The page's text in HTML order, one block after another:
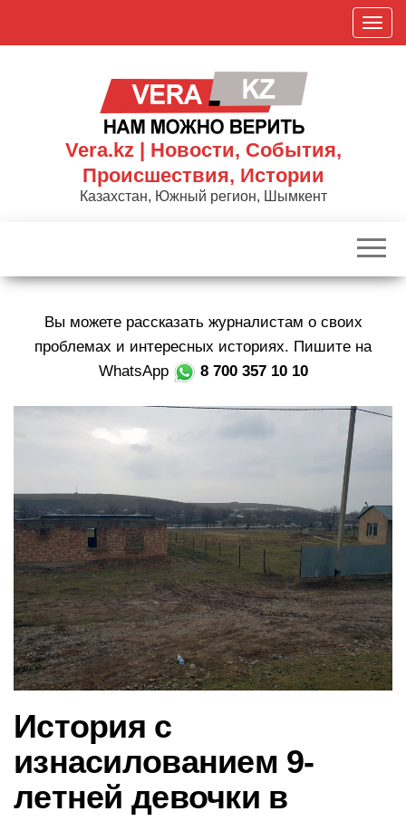
П
о
к
р
в
ц
и
ю
Vera.kz | Новости, События,
Происшествия, Истории
Казахстан, Южный регион, Шымкент
Вы можете рассказать журналистам о своих
проблемах и интересных историях. Пишите на
WhatsApp
8 700 357 10 10
История с
изнасилованием 9-
летней девочки в